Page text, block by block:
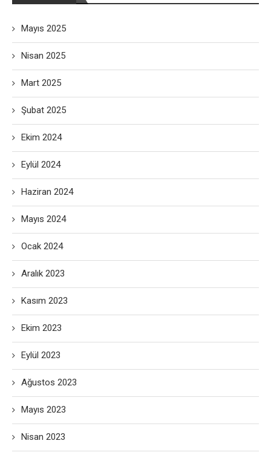
Mayıs 2025
Nisan 2025
Mart 2025
Şubat 2025
Ekim 2024
Eylül 2024
Haziran 2024
Mayıs 2024
Ocak 2024
Aralık 2023
Kasım 2023
Ekim 2023
Eylül 2023
Ağustos 2023
Mayıs 2023
Nisan 2023